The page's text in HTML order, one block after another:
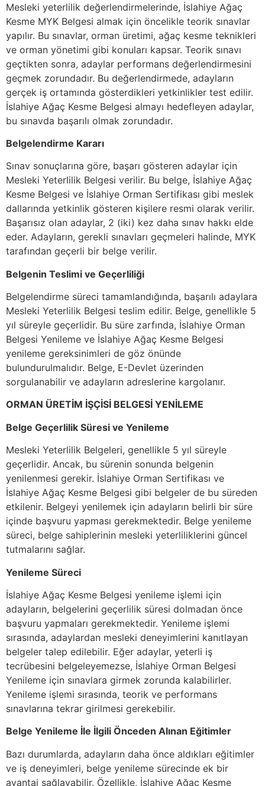
Mesleki yeterlilik değerlendirmelerinde, İslahiye Ağaç
Kesme MYK Belgesi almak için öncelikle teorik sınavlar
yapılır. Bu sınavlar, orman üretimi, ağaç kesme teknikleri
ve orman yönetimi gibi konuları kapsar. Teorik sınavı
geçtikten sonra, adaylar performans değerlendirmesini
geçmek zorundadır. Bu değerlendirmede, adayların
gerçek iş ortamında gösterdikleri yetkinlikler test edilir.
İslahiye Ağaç Kesme Belgesi almayı hedefleyen adaylar,
bu sınavda başarılı olmak zorundadır.
Belgelendirme Kararı
Sınav sonuçlarına göre, başarı gösteren adaylar için
Mesleki Yeterlilik Belgesi verilir. Bu belge, İslahiye Ağaç
Kesme Belgesi ve İslahiye Orman Sertifikası gibi meslek
dallarında yetkinlik gösteren kişilere resmi olarak verilir.
Başarısız olan adaylar, 2 (iki) kez daha sınav hakkı elde
eder. Adayların, gerekli sınavları geçmeleri halinde, MYK
tarafından geçerli bir belge verilir.
Belgenin Teslimi ve Geçerliliği
Belgelendirme süreci tamamlandığında, başarılı adaylara
Mesleki Yeterlilik Belgesi teslim edilir. Belge, genellikle 5
yıl süreyle geçerlidir. Bu süre zarfında, İslahiye Orman
Belgesi Yenileme ve İslahiye Ağaç Kesme Belgesi
yenileme gereksinimleri de göz önünde
bulundurulmalıdır. Belge, E-Devlet üzerinden
sorgulanabilir ve adayların adreslerine kargolanır.
ORMAN ÜRETİM İŞÇİSİ BELGESİ YENİLEME
Belge Geçerlilik Süresi ve Yenileme
Mesleki Yeterlilik Belgeleri, genellikle 5 yıl süreyle
geçerlidir. Ancak, bu sürenin sonunda belgenin
yenilenmesi gerekir. İslahiye Orman Sertifikası ve
İslahiye Ağaç Kesme Belgesi gibi belgeler de bu süreden
etkilenir. Belgeyi yenilemek için adayların belirli bir süre
içinde başvuru yapması gerekmektedir. Belge yenileme
süreci, belge sahiplerinin mesleki yeterliliklerini güncel
tutmalarını sağlar.
Yenileme Süreci
İslahiye Ağaç Kesme Belgesi yenileme işlemi için
adayların, belgelerini geçerlilik süresi dolmadan önce
başvuru yapmaları gerekmektedir. Yenileme işlemi
sırasında, adaylardan mesleki deneyimlerini kanıtlayan
belgeler talep edilebilir. Eğer adaylar, yeterli iş
tecrübesini belgeleyemezse, İslahiye Orman Belgesi
Yenileme için sınavlara girmek zorunda kalabilirler.
Yenileme işlemi sırasında, teorik ve performans
sınavlarına tekrar girilmesi gerekebilir.
Belge Yenileme İle İlgili Önceden Alınan Eğitimler
Bazı durumlarda, adayların daha önce aldıkları eğitimler
ve iş deneyimleri, belge yenileme sürecinde ek bir
avantaj sağlayabilir. Özellikle, İslahiye Ağaç Kesme